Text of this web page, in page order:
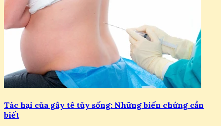
Tác hại của gây tê tủy sống: Những biến chứng cần
biết